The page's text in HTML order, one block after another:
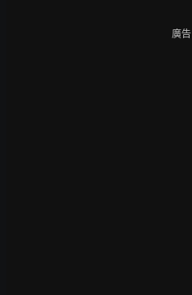
廣告